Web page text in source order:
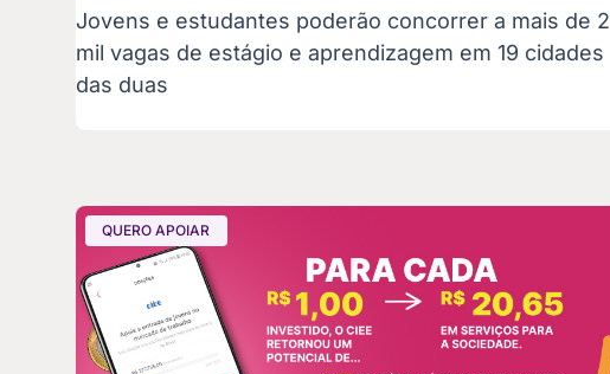
Jovens e estudantes poderão concorrer a mais de 2
mil vagas de estágio e aprendizagem em 19 cidades
das duas
QUERO APOIAR